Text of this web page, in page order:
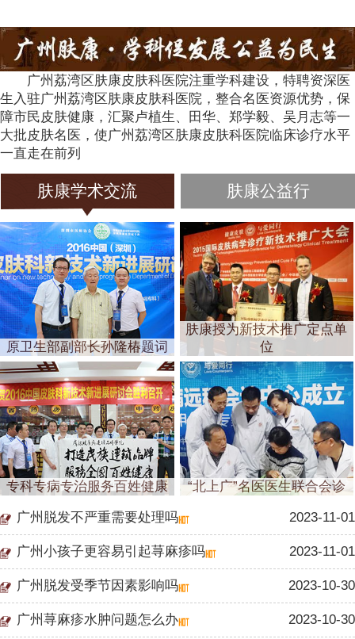
广州荔湾区肤康皮肤科医院注重学科建设，特聘资深医
生入驻广州荔湾区肤康皮肤科医院，整合名医资源优势，保
障市民皮肤健康，汇聚卢植生、田华、郑学毅、吴月志等一
大批皮肤名医，使广州荔湾区肤康皮肤科医院临床诊疗水平
一直走在前列
肤康学术交流 肤康公益行
原卫生部副部长孙隆椿题词
肤康授为新技术推广定点单
位
专科专病专治服务百姓健康 “北上广”名医医生联合会诊
广州脱发不严重需要处理吗 2023-11-01
广州小孩子更容易引起荨麻疹吗 2023-11-01
广州脱发受季节因素影响吗 2023-10-30
广州荨麻疹水肿问题怎么办 2023-10-30